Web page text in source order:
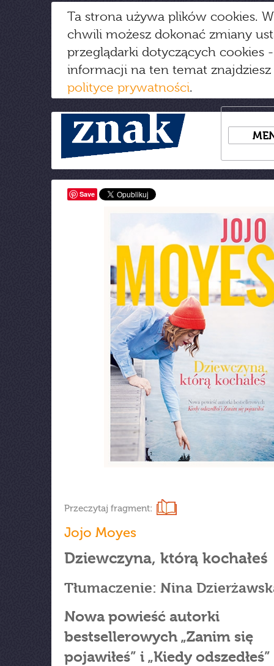
Ta strona używa plików cookies.
chwili możesz dokonać zmiany
przeglądarki dotyczących cookies
informacji na ten temat
polityce prywatności.
Save
Przeczytaj fragment:
Jojo Moyes
Dziewczyna, którą kochałeś
Tłumaczenie: Nina
Nowa powieść autorki
bestsellerowych „Zanim się
pojawiłeś” i „Kiedy odszedłeś”